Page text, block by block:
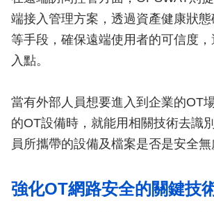
端接入管理方案，透過資產健康狀
等手段，確保遠端使用者的可信度
入點。
當有外部人員想要進入到企業的OT
的OT設備時，就能用相關技術去識
員所攜帶的設備及檔案是否是安全無
強化OT網路安全的關鍵技